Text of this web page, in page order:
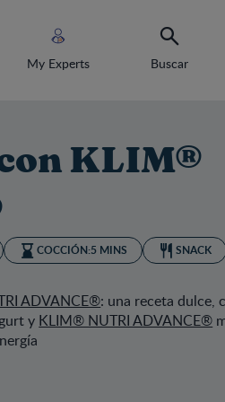
My Experts Buscar
KLIM®
COCCIÓN:5 MINS
SNACK
ADVANCE®: una receta dulce,
y KLIM® NUTRI ADVANCE®